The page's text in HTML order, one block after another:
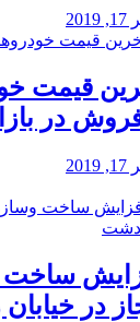
قیمت
در
ساخت
در